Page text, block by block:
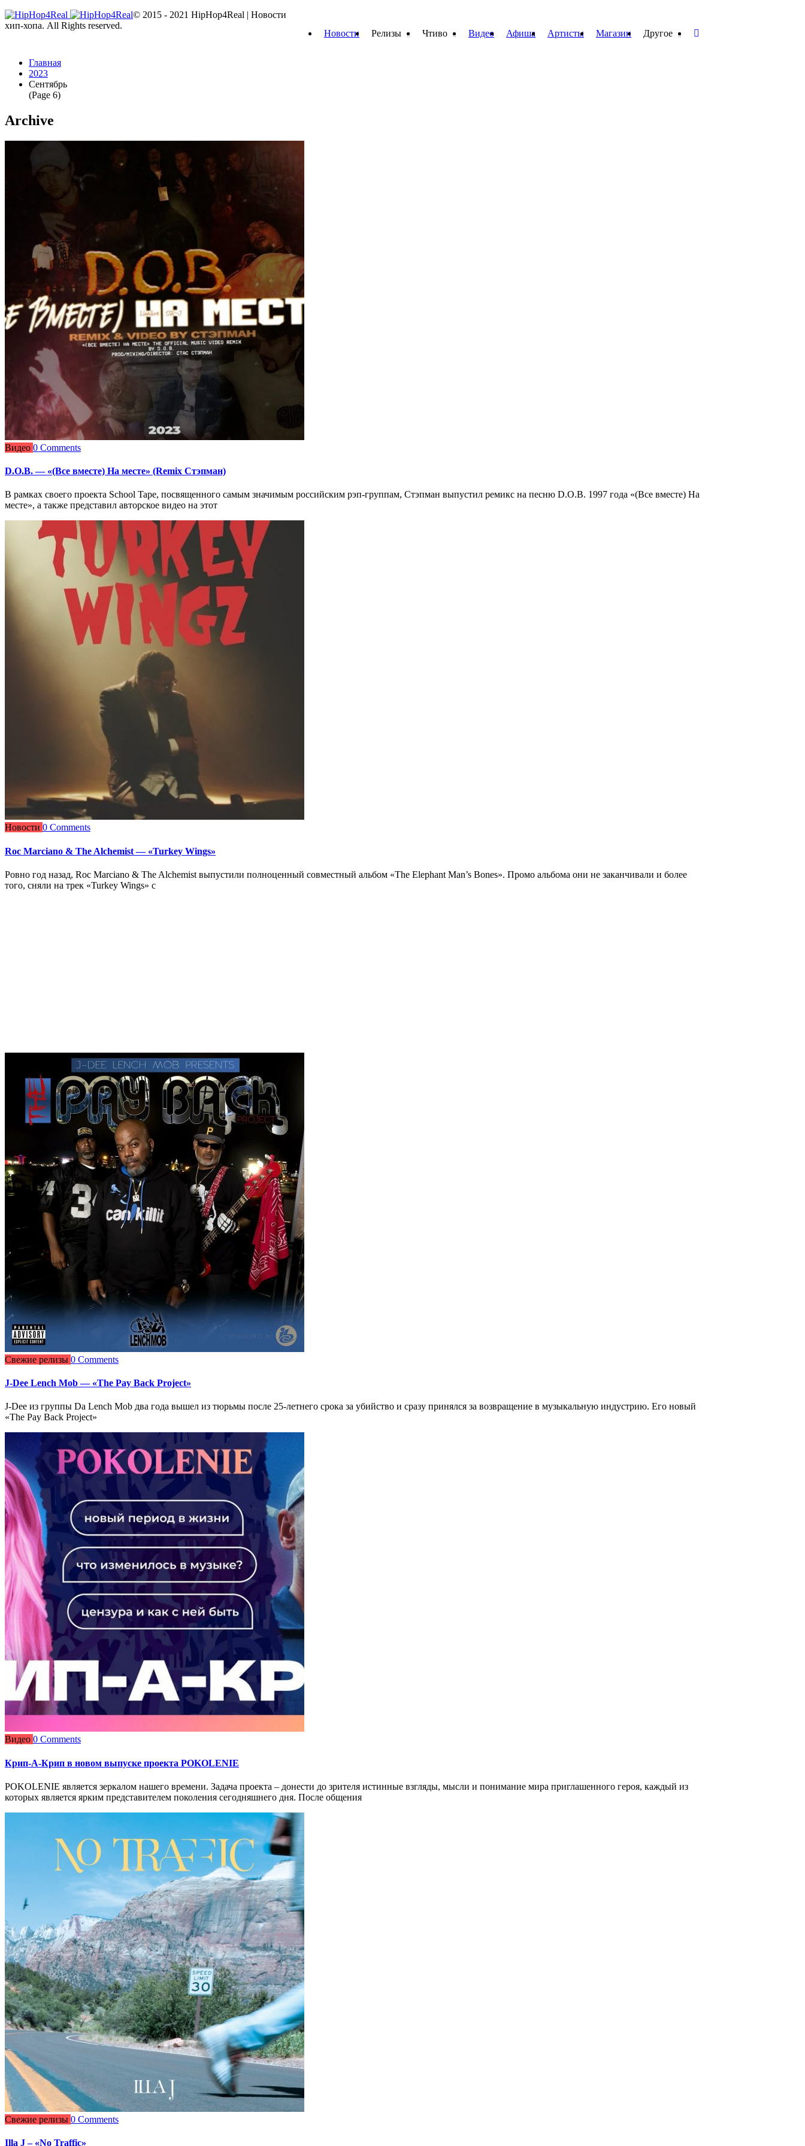
Новости Релизы Чтиво Видео Афиша Артисты Магазин Другое
Главная
2023
Сентябрь
(Page 6)
Archive
Видео 0 Comments
D.O.B. — «(Все вместе) На месте» (Remix Стэпман)
В рамках своего проекта School Tape, посвященного самым значимым российским рэп-группам, Стэпман выпустил ремикс на песню D.O.B. 1997 года «(Все вместе) На
месте», а также представил авторское видео на этот
Новости 0 Comments
Roc Marciano & The Alchemist — «Turkey Wings»
Ровно год назад, Roc Marciano & The Alchemist выпустили полноценный совместный альбом «The Elephant Man’s Bones». Промо альбома они не заканчивали и более
того, сняли на трек «Turkey Wings» с
Свежие релизы 0 Comments
J-Dee Lench Mob — «The Pay Back Project»
J-Dee из группы Da Lench Mob два года вышел из тюрьмы после 25-летнего срока за убийство и сразу принялся за возвращение в музыкальную индустрию. Его новый
«The Pay Back Project»
Видео 0 Comments
Крип-А-Крип в новом выпуске проекта POKOLENIE
POKOLENIE является зеркалом нашего времени. Задача проекта – донести до зрителя истинные взгляды, мысли и понимание мира приглашенного героя, каждый из
которых является ярким представителем поколения сегодняшнего дня. После общения
Свежие релизы 0 Comments
Illa J – «No Traffic»
© 2015 - 2021 HipHop4Real | Новости
хип-хопа. All Rights reserved.